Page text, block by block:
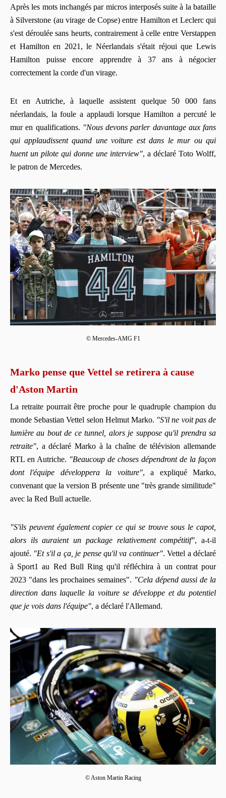
Après les mots inchangés par micros interposés suite à la bataille
à Silverstone (au virage de Copse) entre Hamilton et Leclerc qui
s'est déroulée sans heurts, contrairement à celle entre Verstappen
et Hamilton en 2021, le Néerlandais s'était réjoui que Lewis
Hamilton puisse encore apprendre à 37 ans à négocier
correctement la corde d'un virage.
Et en Autriche, à laquelle assistent quelque 50 000 fans
néerlandais, la foule a applaudi lorsque Hamilton a percuté le
mur en qualifications. "Nous devons parler davantage aux fans
qui applaudissent quand une voiture est dans le mur ou qui
huent un pilote qui donne une interview", a déclaré Toto Wolff,
le patron de Mercedes.
© Mercedes-AMG F1
Marko pense que Vettel se retirera à cause
d'Aston Martin
La retraite pourrait être proche pour le quadruple champion du
monde Sebastian Vettel selon Helmut Marko. "S'il ne voit pas de
lumière au bout de ce tunnel, alors je suppose qu'il prendra sa
retraite", a déclaré Marko à la chaîne de télévision allemande
RTL en Autriche. "Beaucoup de choses dépendront de la façon
dont l'équipe développera la voiture", a expliqué Marko,
convenant que la version B présente une "très grande similitude"
avec la Red Bull actuelle.
"S'ils peuvent également copier ce qui se trouve sous le capot,
alors ils auraient un package relativement compétitif", a-t-il
ajouté. "Et s'il a ça, je pense qu'il va continuer". Vettel a déclaré
à Sport1 au Red Bull Ring qu'il réfléchira à un contrat pour
2023 "dans les prochaines semaines". "Cela dépend aussi de la
direction dans laquelle la voiture se développe et du potentiel
que je vois dans l'équipe", a déclaré l'Allemand.
© Aston Martin Racing